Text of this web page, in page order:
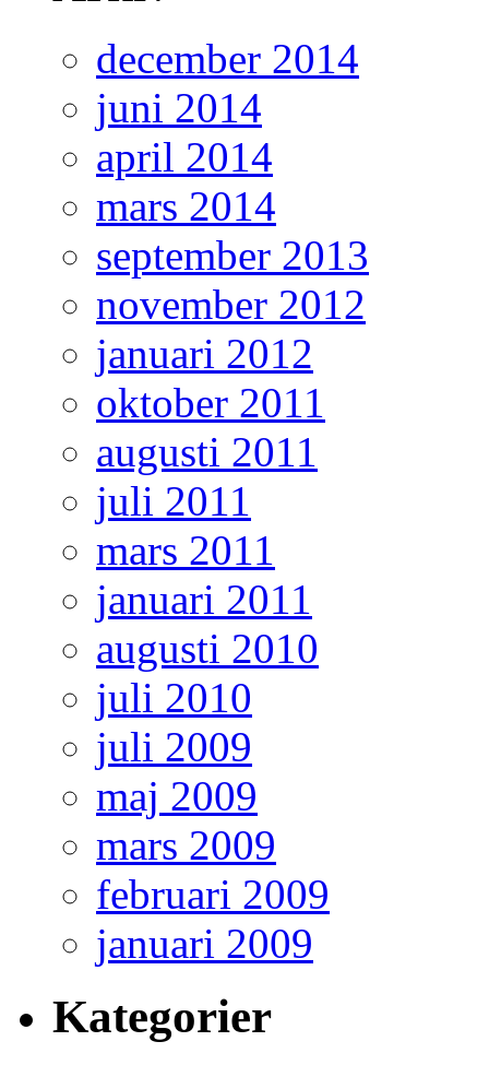
december 2014
juni 2014
april 2014
mars 2014
september 2013
november 2012
januari 2012
oktober 2011
augusti 2011
juli 2011
mars 2011
januari 2011
augusti 2010
juli 2010
juli 2009
maj 2009
mars 2009
februari 2009
januari 2009
Kategorier